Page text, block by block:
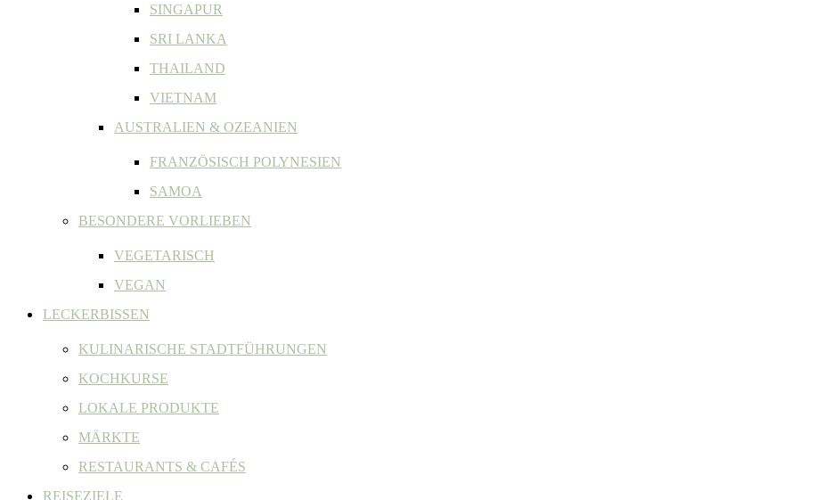
SINGAPUR
SRI LANKA
THAILAND
VIETNAM
AUSTRALIEN & OZEANIEN
FRANZÖSISCH POLYNESIEN
SAMOA
BESONDERE VORLIEBEN
VEGETARISCH
VEGAN
LECKERBISSEN
KULINARISCHE STADTFÜHRUNGEN
KOCHKURSE
LOKALE PRODUKTE
MÄRKTE
RESTAURANTS & CAFÉS
REISEZIELE